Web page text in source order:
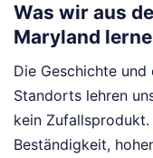
Was wir aus
Maryland
Die Geschichte
Standorts lehren
kein
Beständigkeit,